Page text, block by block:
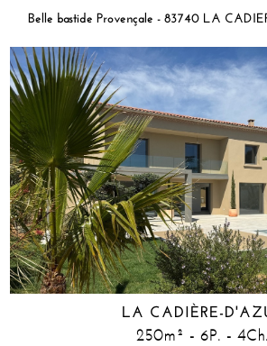
Belle bastide Provençale - 83740 LA
LA CADIÈRE-
250m² - 6P. - 4Ch.